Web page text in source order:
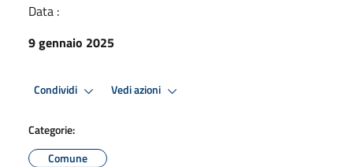
Data :
9 gennaio 2025
Condividi Vedi azioni
Categorie:
Comune